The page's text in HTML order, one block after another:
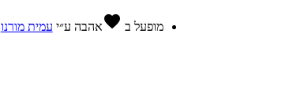
מופעל ב favoriteאהבה ע״י עמית מורנו